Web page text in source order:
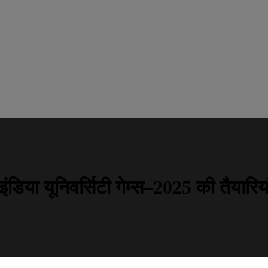
यूनिवर्सिटी गेम्स–2025 की